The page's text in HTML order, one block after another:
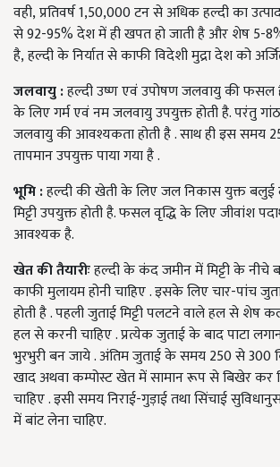
वही, प्रतिवर्ष 1,50,000 टन से अधिक हल्दी का
से 92-95% देश में ही खपत हो जाती है और शेष 5-8%
है, हल्दी के निर्यात से काफी विदेशी मुद्रा देश को
जलवायु :हल्दी उष्ण एवं उपोषण जलवायु की
के लिए गर्म एवं नम जलवायु उपयुक्त होती है. परंतु
जलवायु की आवश्यकता होती है . साथ ही इस समय 25
तापमान उपयुक्त पाया गया है .
भूमि :हल्दी की खेती के लिए जल निकास युक्त बलुई
मिट्टी उपयुक्त होती है. फसल वृद्धि के लिए जीवांश
आवश्यक है.
खेत की तैयारीःहल्दी के कंद जमीन में मिट्टी के नीचे
काफी मुलायम होनी चाहिए . इसके लिए चार-पांच
होती है . पहली जुताई मिट्टी पलटने वाले हल से शेष
हल से करनी चाहिए . प्रत्येक जुताई के बाद पाटा
भुरभुरी बन जाये . अंतिम जुताई के समय 250 से 300
खाद अथवा कम्पोस्ट खेत में सामान रूप से बिखेर कर
चाहिए . इसी समय निराई-गुड़ाई तथा सिंचाई
में बांट लेना चाहिए.